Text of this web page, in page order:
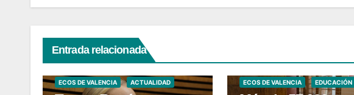
Entrada relacionada
ECOS DE VALENCIA ACTUALIDAD ECOS DE VALENCIA EDUCACIÓN